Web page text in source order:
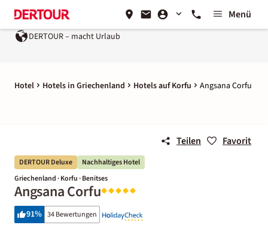
Menü
DERTOUR – macht Urlaub
Hotel Hotels in Griechenland Hotels auf Korfu Angsana Corfu
Teilen Favorit
DERTOUR Deluxe
Nachhaltiges Hotel
Griechenland · Korfu · Benitses
Angsana Corfu
91% 34 Bewertungen